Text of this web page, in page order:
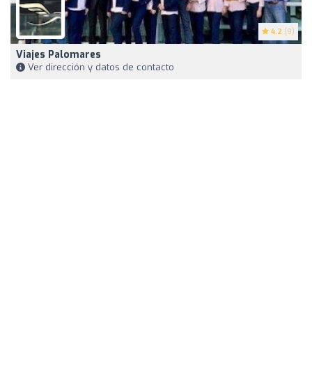
4.2 (9)
Viajes Palomares
Ver dirección y datos de contacto